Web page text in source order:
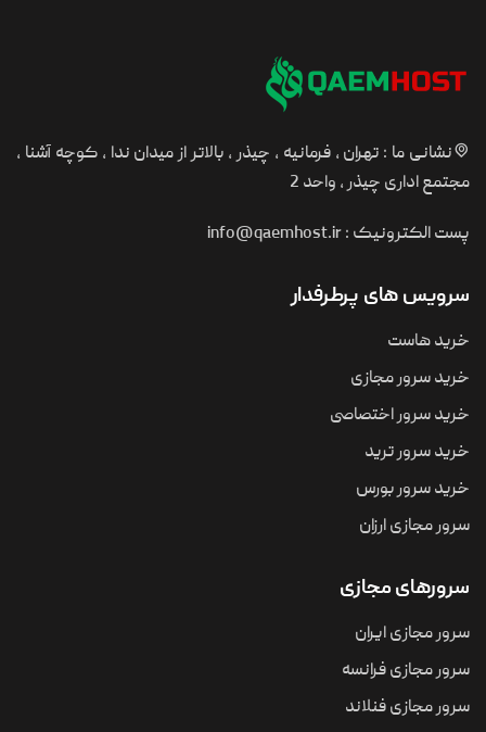
نشانی ما : تهران ، فرمانیه ، چیذر ، بالاتر از میدان ندا ، کوچه آشنا ،
مجتمع اداری چیذر ، واحد 2
پست الکترونیک :info@qaemhost.ir
سرویس های پرطرفدار
خرید هاست
خرید سرور مجازی
خرید سرور اختصاصی
خرید سرور ترید
خرید سرور بورس
سرور مجازی ارزان
سرورهای مجازی
سرور مجازی ایران
سرور مجازی فرانسه
سرور مجازی فنلاند